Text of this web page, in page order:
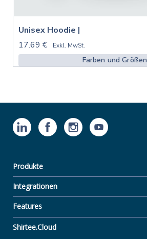
Unisex Hoodie |
17.69 €
Exkl. MwSt.
Farben und Größen
Produkte
Integrationen
Features
Shirtee.Cloud